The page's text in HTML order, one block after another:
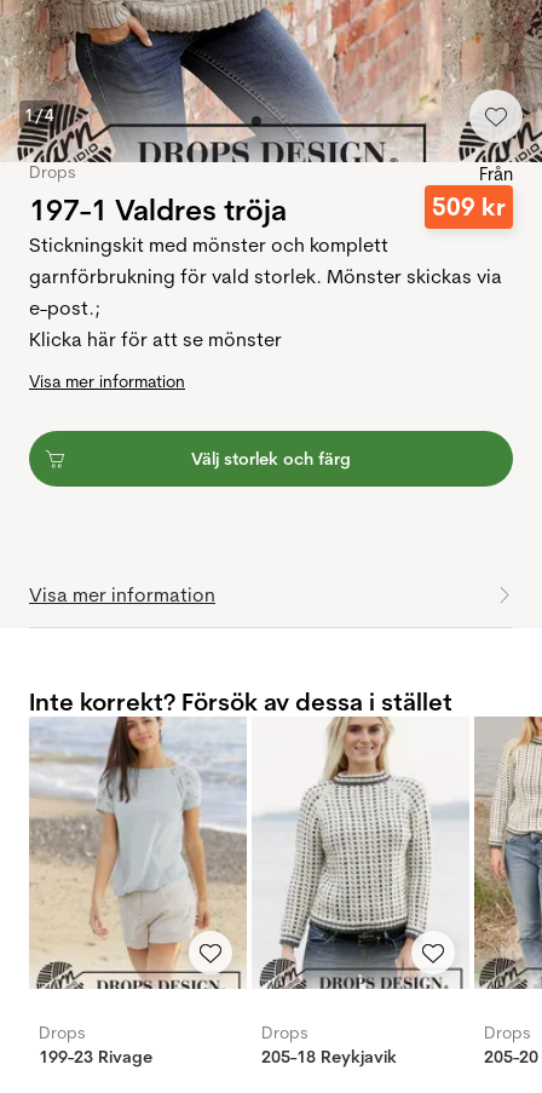
1/4
Drops
197-1 Valdres tröja
Från
509 kr
Stickningskit med mönster och komplett
garnförbrukning för vald storlek. Mönster skickas via
e-post.;
Klicka här för att se mönster
Visa mer information
Välj storlek och färg
Visa mer information
Inte korrekt? Försök av dessa i stället
Drops
199-23 Rivage
Drops
205-18 Reykjavik
Drops
205-